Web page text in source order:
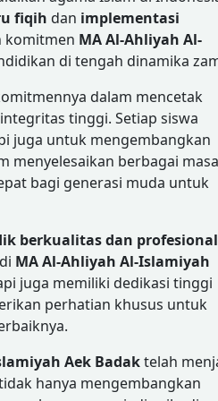
fiqih dan implementasi
komitmen MA Al-Ahliyah Al-
di tengah dinamika
dalam mencetak
tinggi. Setiap siswa
juga untuk mengembangkan
menyelesaikan berbagai
bagi generasi muda untuk
berkualitas dan profesional
MA Al-Ahliyah Al-Islamiyah
juga memiliki dedikasi tinggi
perhatian khusus untuk
Aek Badaktelah
hanya mengembangkan